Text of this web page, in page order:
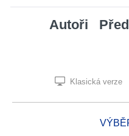
Autoři
Klasická verze